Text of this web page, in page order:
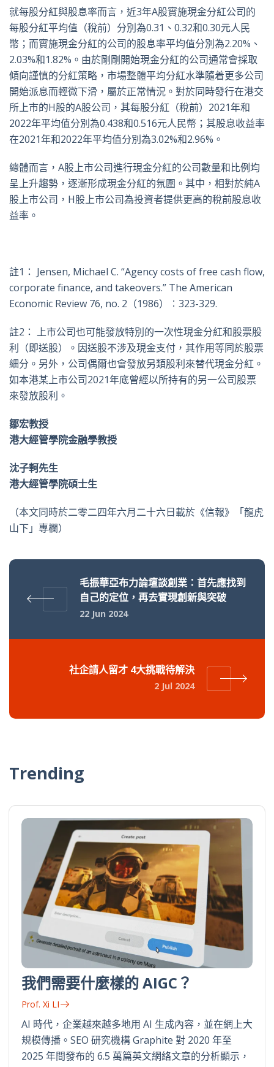
就每股分紅與股息率而言，近3年A股實施現金分紅公司的
每股分紅平均值（稅前）分別為0.31、0.32和0.30元人民
幣；而實施現金分紅的公司的股息率平均值分別為2.20%、
2.03%和1.82%。由於剛剛開始現金分紅的公司通常會採取
傾向謹慎的分紅策略，市場整體平均分紅水準隨着更多公司
開始派息而輕微下滑，屬於正常情況。對於同時發行在港交
所上市的H股的A股公司，其每股分紅（稅前）2021年和
2022年平均值分別為0.438和0.516元人民幣；其股息收益率
在2021年和2022年平均值分別為3.02%和2.96%。
總體而言，A股上市公司進行現金分紅的公司數量和比例均
呈上升趨勢，逐漸形成現金分紅的氛圍。其中，相對於純A
股上市公司，H股上市公司為投資者提供更高的稅前股息收
益率。
註1： Jensen, Michael C. “Agency costs of free cash flow,
corporate finance, and takeovers.” The American
Economic Review 76, no. 2（1986）︰323-329.
註2： 上市公司也可能發放特別的一次性現金分紅和股票股
利（即送股）。因送股不涉及現金支付，其作用等同於股票
細分。另外，公司偶爾也會發放另類股利來替代現金分紅。
如本港某上市公司2021年底曾經以所持有的另一公司股票
來發放股利。
鄒宏教授
港大經管學院金融學教授
沈子軻先生
港大經管學院碩士生
（本文同時於二零二四年六月二十六日載於《信報》「龍虎
山下」專欄）
毛振華亞布力論壇談創業：首先應找到
自己的定位，再去實現創新與突破
22 Jun 2024
社企請人留才 4大挑戰待解決
2 Jul 2024
Trending
我們需要什麼樣的 AIGC？
Prof. Xi LI
AI 時代，企業越來越多地用 AI 生成內容，並在網上大
規模傳播。SEO 研究機構 Graphite 對 2020 年至
2025 年間發布的 6.5 萬篇英文網絡文章的分析顯示，